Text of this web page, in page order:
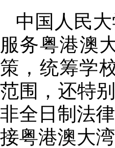
中国人民
服务粤港澳
策，统筹学
范围，还特
非全日制法
接粤港澳大